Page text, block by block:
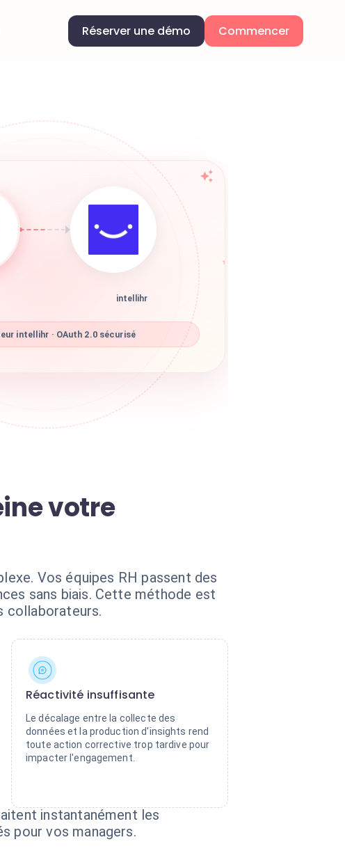
Réserver une démo Commencer
intellihr
intellihr · OAuth 2.0 sécurisé
votre
Vos équipes RH passent des
sans biais. Cette méthode est
collaborateurs.
Réactivité insuffisante
Le décalage entre la collecte des
données et la production d'insights rend
toute action corrective trop tardive pour
impacter l'engagement.
instantanément les
pour vos managers.